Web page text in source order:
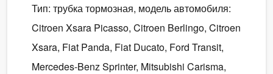
Тип: трубка тормозная, модель автомобиля:
Citroen Xsara Picasso, Citroen Berlingo, Citroen
Xsara, Fiat Panda, Fiat Ducato, Ford Transit,
Mercedes-Benz Sprinter, Mitsubishi Carisma,